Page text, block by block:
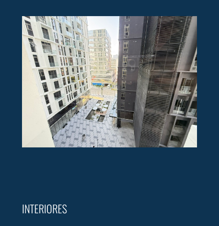
INTERIORES